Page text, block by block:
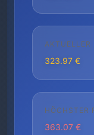
AKTUELLER
323.97 €
HÖCHSTER
363.07 €